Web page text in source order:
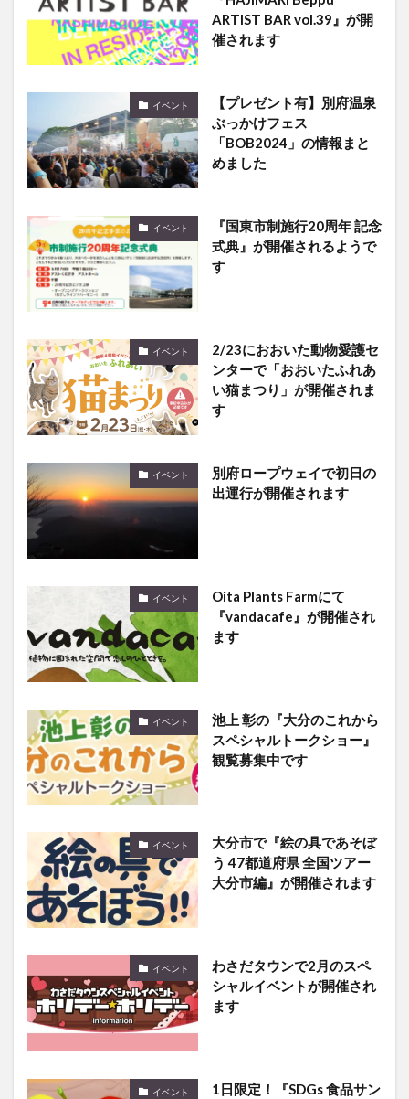
ARTIST BAR vol.39』が開
催されます
イベント
【プレゼント有】別府温泉
ぶっかけフェス
「BOB2024」の情報まと
めました
イベント
『国東市制施行20周年 記念
式典』が開催されるようで
す
イベント
2/23におおいた動物愛護セ
ンターで「おおいたふれあ
い猫まつり」が開催されま
す
イベント
別府ロープウェイで初日の
出運行が開催されます
イベント
Oita Plants Farmにて
『vandacafe』が開催され
ます
イベント
池上 彰の『大分のこれから
スペシャルトークショー』
観覧募集中です
イベント
大分市で『絵の具であそぼ
う 47都道府県 全国ツアー
大分市編』が開催されます
イベント
わさだタウンで2月のスペ
シャルイベントが開催され
ます
イベント
1日限定！『SDGs 食品サン